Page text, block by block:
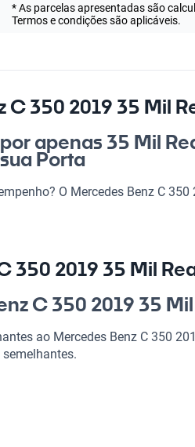
* As parcelas apresentadas são
Termos e condições são aplicáveis.
350 2019 35 Mil
apenas 35 Mil
Porta
O Mercedes Benz C
no dia a dia e um toque de
C 350 2019 35
fazendo de cada
350 2019 35 Mil
C 350 2019 35
ao Mercedes Benz C 350